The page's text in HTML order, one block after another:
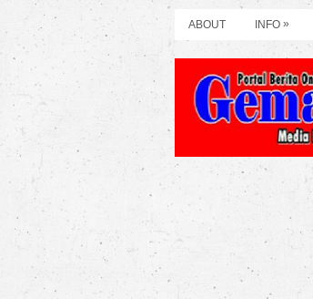
ABOUT INFO »